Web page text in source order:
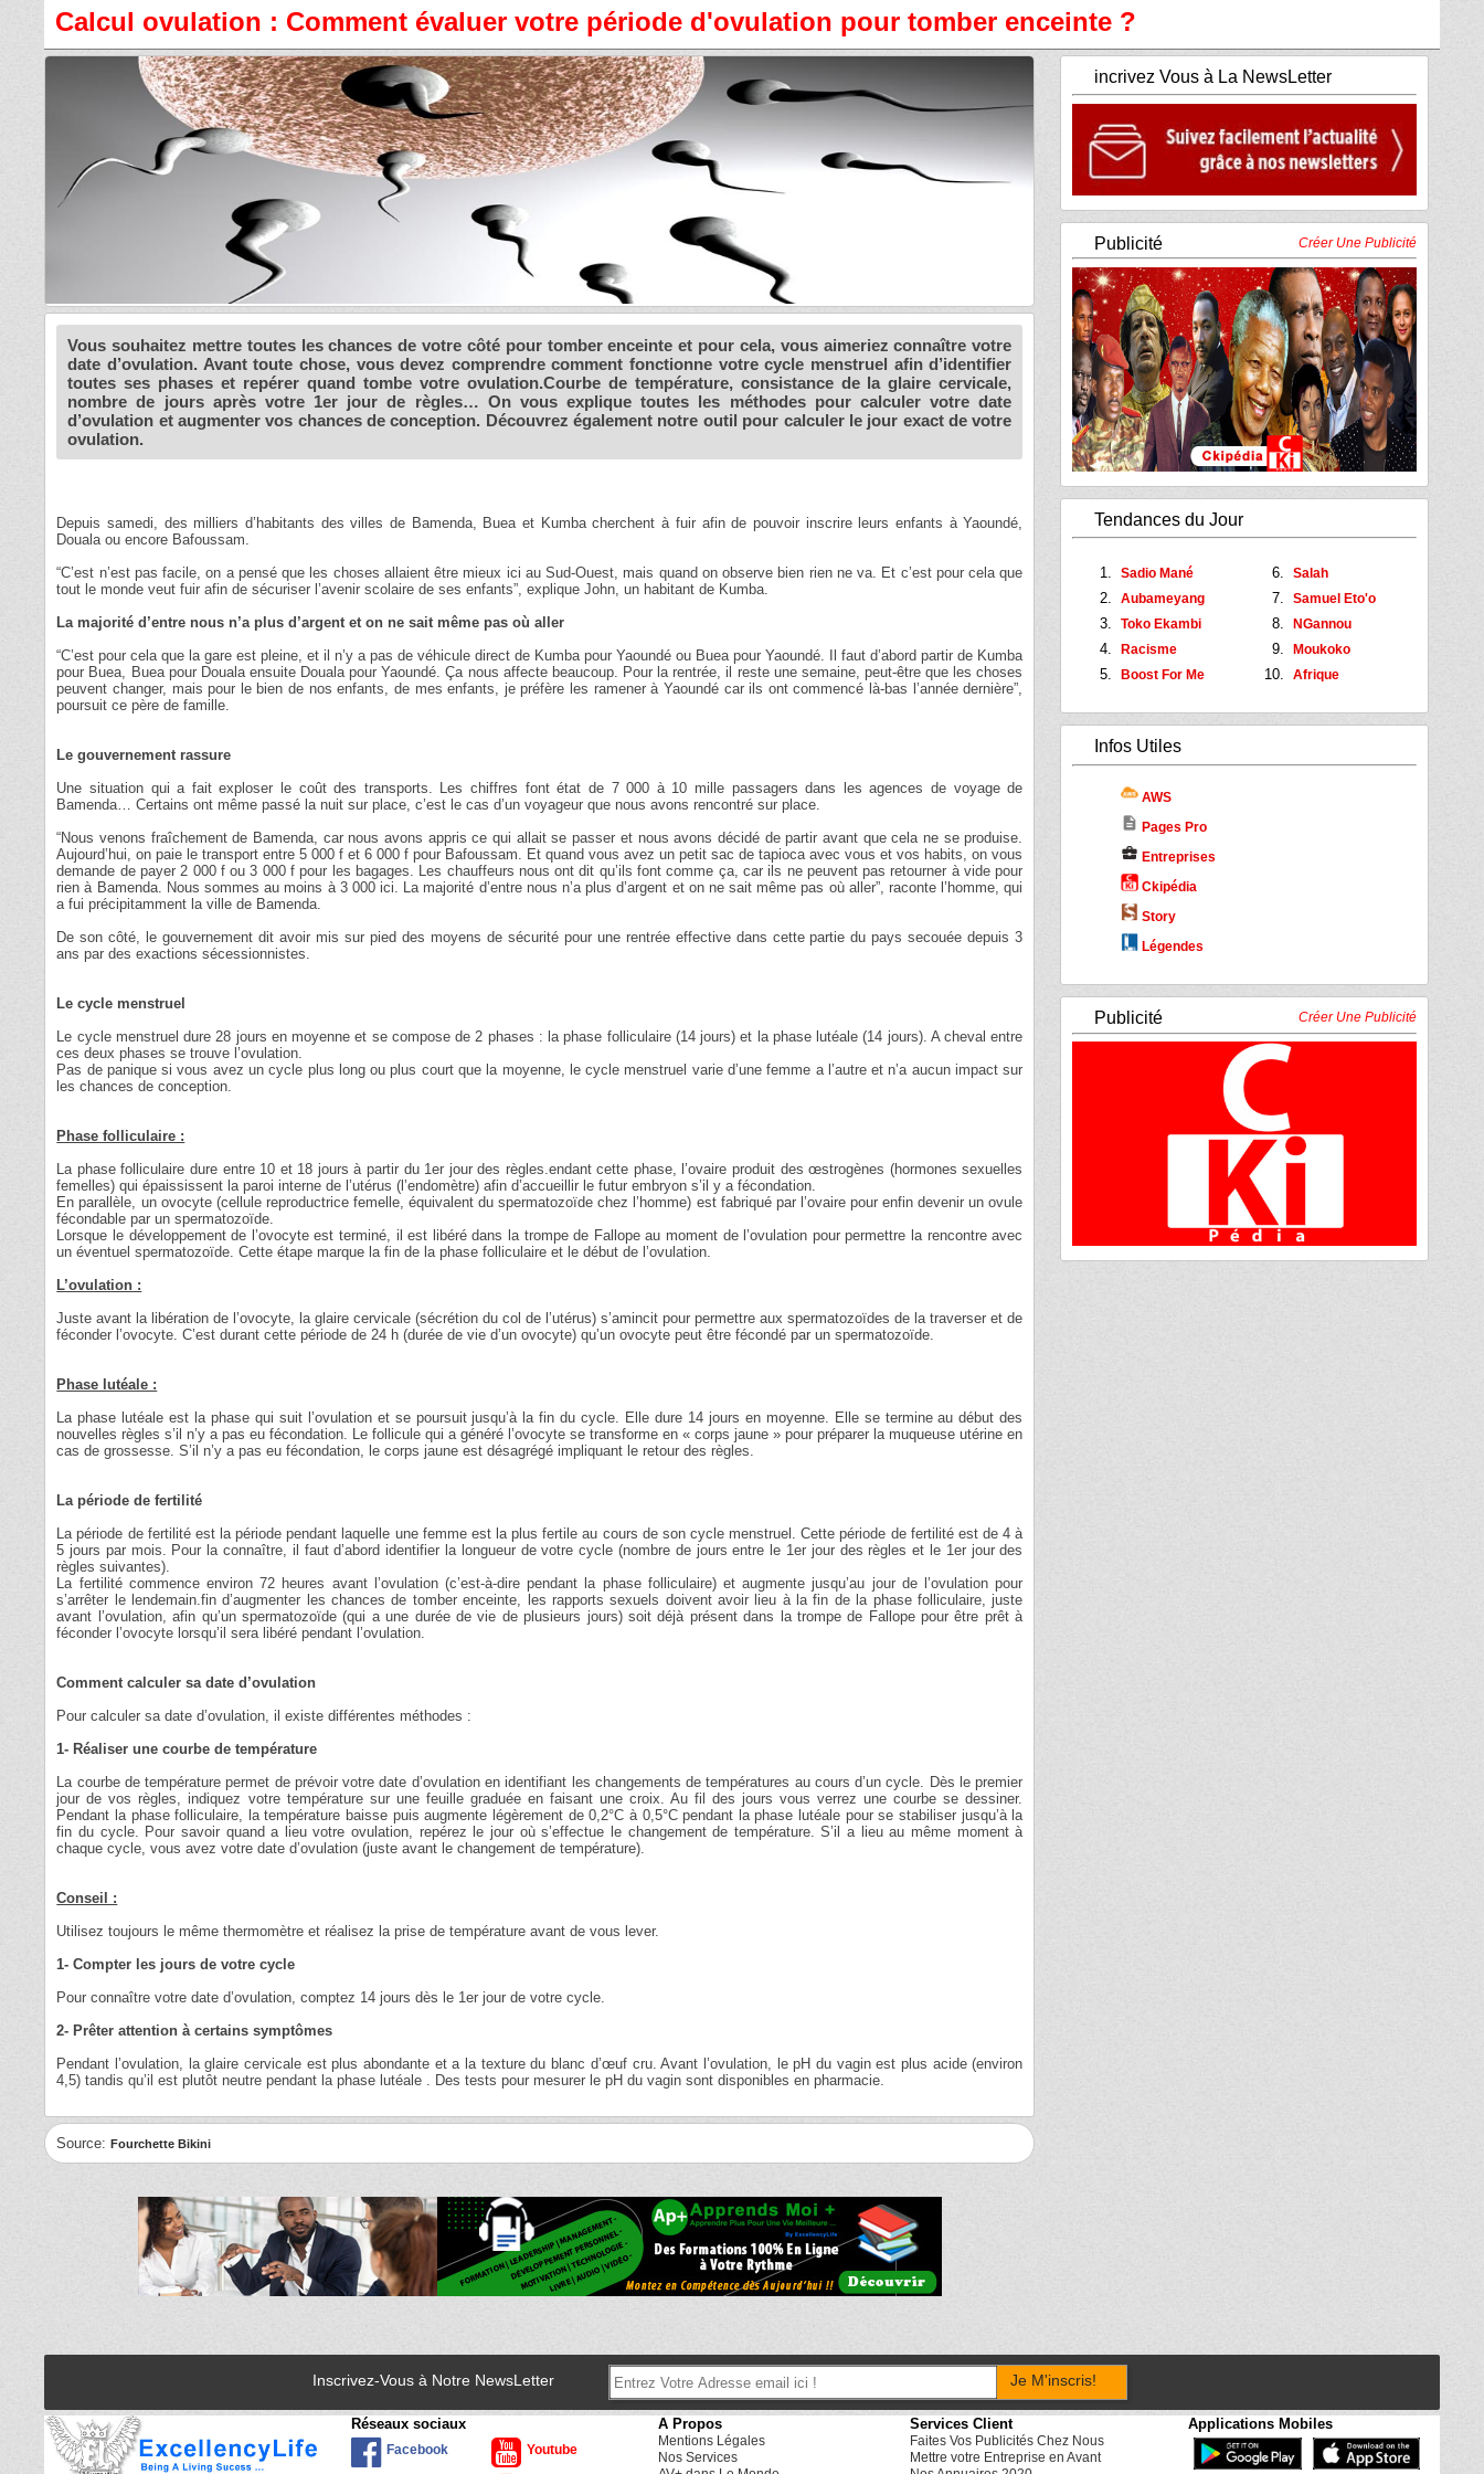
Calcul ovulation : Comment évaluer votre période d'ovulation pour tomber enceinte ?
Vous souhaitez mettre toutes les chances de votre côté pour tomber enceinte et pour cela, vous aimeriez connaître votre
date d’ovulation. Avant toute chose, vous devez comprendre comment fonctionne votre cycle menstruel afin d’identifier
toutes ses phases et repérer quand tombe votre ovulation.Courbe de température, consistance de la glaire cervicale,
nombre de jours après votre 1er jour de règles… On vous explique toutes les méthodes pour calculer votre date
d’ovulation et augmenter vos chances de conception. Découvrez également notre outil pour calculer le jour exact de votre
ovulation.
Depuis samedi, des milliers d’habitants des villes de Bamenda, Buea et Kumba cherchent à fuir afin de pouvoir inscrire leurs enfants à Yaoundé,
Douala ou encore Bafoussam.
“C’est n’est pas facile, on a pensé que les choses allaient être mieux ici au Sud-Ouest, mais quand on observe bien rien ne va. Et c’est pour cela que
tout le monde veut fuir afin de sécuriser l’avenir scolaire de ses enfants”, explique John, un habitant de Kumba.
La majorité d’entre nous n’a plus d’argent et on ne sait même pas où aller
“C’est pour cela que la gare est pleine, et il n’y a pas de véhicule direct de Kumba pour Yaoundé ou Buea pour Yaoundé. Il faut d’abord partir de Kumba
pour Buea, Buea pour Douala ensuite Douala pour Yaoundé. Ça nous affecte beaucoup. Pour la rentrée, il reste une semaine, peut-être que les choses
peuvent changer, mais pour le bien de nos enfants, de mes enfants, je préfère les ramener à Yaoundé car ils ont commencé là-bas l’année dernière”,
poursuit ce père de famille.
Le gouvernement rassure
Une situation qui a fait exploser le coût des transports. Les chiffres font état de 7 000 à 10 mille passagers dans les agences de voyage de
Bamenda… Certains ont même passé la nuit sur place, c’est le cas d’un voyageur que nous avons rencontré sur place.
“Nous venons fraîchement de Bamenda, car nous avons appris ce qui allait se passer et nous avons décidé de partir avant que cela ne se produise.
Aujourd’hui, on paie le transport entre 5 000 f et 6 000 f pour Bafoussam. Et quand vous avez un petit sac de tapioca avec vous et vos habits, on vous
demande de payer 2 000 f ou 3 000 f pour les bagages. Les chauffeurs nous ont dit qu’ils font comme ça, car ils ne peuvent pas retourner à vide pour
rien à Bamenda. Nous sommes au moins à 3 000 ici. La majorité d’entre nous n’a plus d’argent et on ne sait même pas où aller”, raconte l’homme, qui
a fui précipitamment la ville de Bamenda.
De son côté, le gouvernement dit avoir mis sur pied des moyens de sécurité pour une rentrée effective dans cette partie du pays secouée depuis 3
ans par des exactions sécessionnistes.
Le cycle menstruel
Le cycle menstruel dure 28 jours en moyenne et se compose de 2 phases : la phase folliculaire (14 jours) et la phase lutéale (14 jours). A cheval entre
ces deux phases se trouve l’ovulation.
Pas de panique si vous avez un cycle plus long ou plus court que la moyenne, le cycle menstruel varie d’une femme a l’autre et n’a aucun impact sur
les chances de conception.
Phase folliculaire :
La phase folliculaire dure entre 10 et 18 jours à partir du 1er jour des règles.endant cette phase, l’ovaire produit des œstrogènes (hormones sexuelles
femelles) qui épaississent la paroi interne de l’utérus (l’endomètre) afin d’accueillir le futur embryon s’il y a fécondation.
En parallèle, un ovocyte (cellule reproductrice femelle, équivalent du spermatozoïde chez l’homme) est fabriqué par l’ovaire pour enfin devenir un ovule
fécondable par un spermatozoïde.
Lorsque le développement de l’ovocyte est terminé, il est libéré dans la trompe de Fallope au moment de l’ovulation pour permettre la rencontre avec
un éventuel spermatozoïde. Cette étape marque la fin de la phase folliculaire et le début de l’ovulation.
L’ovulation :
Juste avant la libération de l’ovocyte, la glaire cervicale (sécrétion du col de l’utérus) s’amincit pour permettre aux spermatozoïdes de la traverser et de
féconder l’ovocyte. C’est durant cette période de 24 h (durée de vie d’un ovocyte) qu’un ovocyte peut être fécondé par un spermatozoïde.
Phase lutéale :
La phase lutéale est la phase qui suit l’ovulation et se poursuit jusqu’à la fin du cycle. Elle dure 14 jours en moyenne. Elle se termine au début des
nouvelles règles s’il n’y a pas eu fécondation. Le follicule qui a généré l’ovocyte se transforme en « corps jaune » pour préparer la muqueuse utérine en
cas de grossesse. S’il n’y a pas eu fécondation, le corps jaune est désagrégé impliquant le retour des règles.
La période de fertilité
La période de fertilité est la période pendant laquelle une femme est la plus fertile au cours de son cycle menstruel. Cette période de fertilité est de 4 à
5 jours par mois. Pour la connaître, il faut d’abord identifier la longueur de votre cycle (nombre de jours entre le 1er jour des règles et le 1er jour des
règles suivantes).
La fertilité commence environ 72 heures avant l’ovulation (c’est-à-dire pendant la phase folliculaire) et augmente jusqu’au jour de l’ovulation pour
s’arrêter le lendemain.fin d’augmenter les chances de tomber enceinte, les rapports sexuels doivent avoir lieu à la fin de la phase folliculaire, juste
avant l’ovulation, afin qu’un spermatozoïde (qui a une durée de vie de plusieurs jours) soit déjà présent dans la trompe de Fallope pour être prêt à
féconder l’ovocyte lorsqu’il sera libéré pendant l’ovulation.
Comment calculer sa date d’ovulation
Pour calculer sa date d’ovulation, il existe différentes méthodes :
1- Réaliser une courbe de température
La courbe de température permet de prévoir votre date d’ovulation en identifiant les changements de températures au cours d’un cycle. Dès le premier
jour de vos règles, indiquez votre température sur une feuille graduée en faisant une croix. Au fil des jours vous verrez une courbe se dessiner.
Pendant la phase folliculaire, la température baisse puis augmente légèrement de 0,2°C à 0,5°C pendant la phase lutéale pour se stabiliser jusqu’à la
fin du cycle. Pour savoir quand a lieu votre ovulation, repérez le jour où s’effectue le changement de température. S’il a lieu au même moment à
chaque cycle, vous avez votre date d’ovulation (juste avant le changement de température).
Conseil :
Utilisez toujours le même thermomètre et réalisez la prise de température avant de vous lever.
1- Compter les jours de votre cycle
Pour connaître votre date d’ovulation, comptez 14 jours dès le 1er jour de votre cycle.
2- Prêter attention à certains symptômes
Pendant l’ovulation, la glaire cervicale est plus abondante et a la texture du blanc d’œuf cru. Avant l’ovulation, le pH du vagin est plus acide (environ
4,5) tandis qu’il est plutôt neutre pendant la phase lutéale . Des tests pour mesurer le pH du vagin sont disponibles en pharmacie.
Source:Fourchette Bikini
incrivez Vous à La NewsLetter
Publicité Créer Une Publicité
Tendances du Jour
Sadio Mané
Aubameyang
Toko Ekambi
Racisme
Boost For Me
Salah
Samuel Eto'o
NGannou
Moukoko
Afrique
Infos Utiles
AWS
description Pages Pro
business_center Entreprises
Ckipédia
Story
Légendes
Publicité Créer Une Publicité
Inscrivez-Vous à Notre NewsLetter Je M'inscris!
Réseaux sociaux
Facebook Youtube
A Propos
Mentions Légales
Nos Services
Services Client
Faites Vos Publicités Chez Nous
Mettre votre Entreprise en Avant
Applications Mobiles